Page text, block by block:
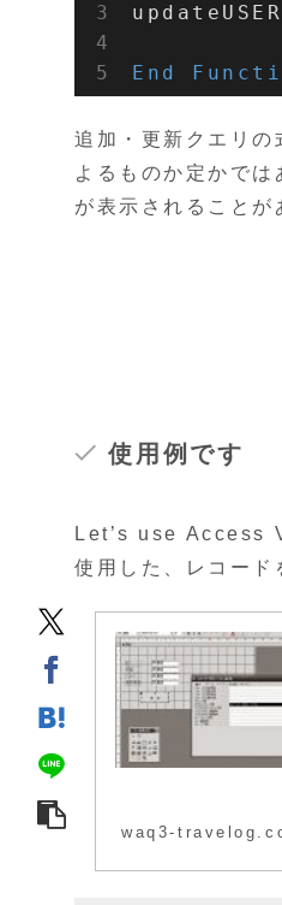
End
追加・更新クエリ
よるものか定かで
が表示されることが
使用例です
Let’s use Access
使用した、レコード
waq3-